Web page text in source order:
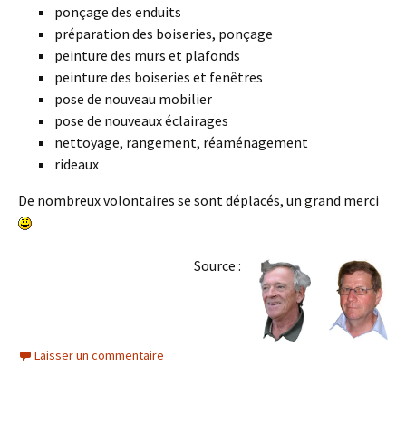
ponçage des enduits
préparation des boiseries, ponçage
peinture des murs et plafonds
peinture des boiseries et fenêtres
pose de nouveau mobilier
pose de nouveaux éclairages
nettoyage, rangement, réaménagement
rideaux
De nombreux volontaires se sont déplacés, un grand merci
Source :
Laisser un commentaire